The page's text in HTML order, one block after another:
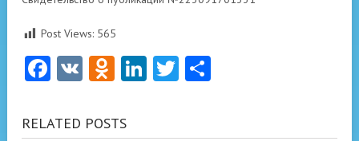
Post Views: 565
Facebook
VK Odnoklassniki
LinkedIn
Twitter
RELATED POSTS